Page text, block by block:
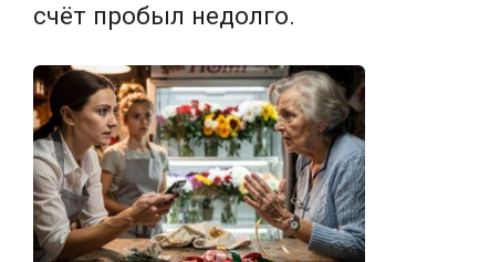
счёт пробыл недолго.